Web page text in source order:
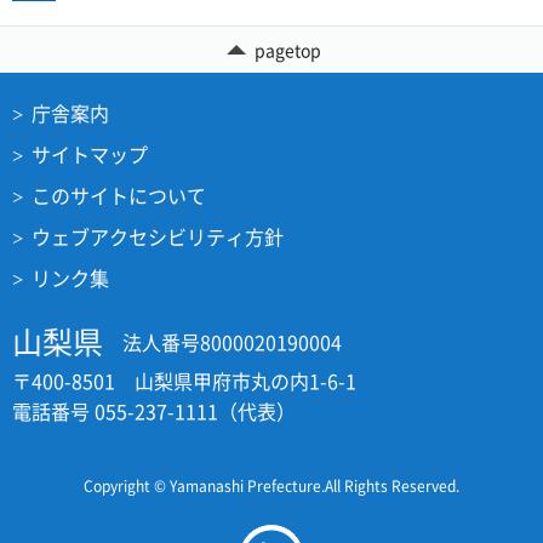
pagetop
庁舎案内
サイトマップ
このサイトについて
ウェブアクセシビリティ方針
リンク集
山梨県
法人番号8000020190004
〒400-8501 山梨県甲府市丸の内1-6-1
電話番号 055-237-1111（代表）
Copyright © Yamanashi Prefecture.All Rights Reserved.